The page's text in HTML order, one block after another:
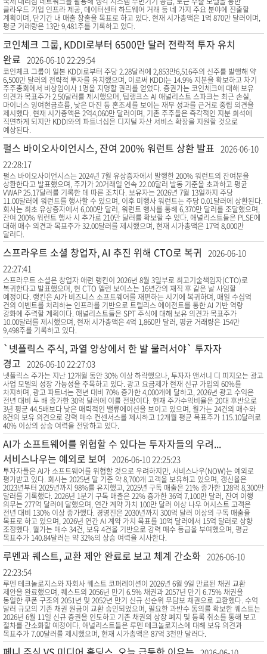
클라우드 기업 인프라 제공, 데이터센터 하드웨어 거래 등 네 가지 주요 분야에 진출할
계획이며, 단기간 내 매출 창출을 목표로 하고 있다. 현재 시가총액은 1억 870만 달러이며,
평균 거래량은 13만 9,481주를 기록하고 있다.
코인체크 그룹, KDDI로부터 6500만 달러 전략적 투자 유치
완료 2026-06-10 22:29:54
코인체크 그룹이 일본 KDDI로부터 주당 2.28달러에 2,853만6,516주의 신주를 발행해 약
6,500만 달러의 전략적 투자를 유치했으며, 이로써 KDDI는 14.9% 지분을 확보하고 차기
주주총회에서 비상임이사 1명을 지명할 권리를 얻었다. 증권가는 코인체크에 대해 보유
의견과 목표주가 2.50달러를 제시했으며, 팁랭크스 AI 애널리스트 스파크는 최근 손실,
마이너스 잉여현금흐름, 낮은 마진 등 혼조세를 보이는 재무 성과를 근거로 중립 의견을
제시했다. 현재 시가총액은 2억4,060만 달러이며, 기존 주주들은 즉각적인 지분 희석에
직면하게 되지만 KDDI와의 파트너십은 디지털 자산 서비스 확장을 지원할 것으로
예상된다.
펄스 바이오사이언시스, 잔여 200% 워런트 상환 발표 2026-06-10
22:28:17
펄스 바이오사이언시스는 2024년 7월 유상증자에서 발행한 200% 워런트의 잔여분을
상환한다고 발표했으며, 주가가 20거래일 연속 22.00달러 발동 기준을 초과하고 평균
VWAP 25.17달러를 기록한 데 따른 조치다. 보유자는 2026년 7월 13일까지 주당
11.00달러에 워런트를 행사할 수 있으며, 이후 미행사 워런트는 주당 0.01달러에 상환된다.
회사는 최초 유상증자에서 6,000만 달러, 워런트 행사를 통해 6,370만 달러를 조달했으며,
잔여 200% 워런트 행사 시 추가로 210만 달러를 확보할 수 있다. 애널리스트들은 PLSE에
대해 매수 의견과 목표주가 32.00달러를 제시했으며, 현재 시가총액은 17억 8,000만
달러다.
스프라우트 소셜 창업자, AI 추진 위해 CTO로 복귀
2026-06-10
22:27:41
스프라우트 소셜은 창업자 애런 랭킨이 2026년 8월 3일부로 최고기술책임자(CTO)로
복귀한다고 발표했으며, 현 CTO 앨런 보이스는 16년간의 재직 후 같은 날 사임할
예정이다. 랭킨은 AI가 비즈니스 소프트웨어를 재편하는 시기에 복귀하며, 매일 수십억
건의 이벤트를 처리하는 인프라를 기반으로 트렐리스 에이전트를 통한 AI 기반 역량
강화에 주력할 계획이다. 애널리스트들은 SPT 주식에 대해 보유 의견과 목표주가
10.00달러를 제시했으며, 현재 시가총액은 4억 1,860만 달러, 평균 거래량은 154만
9,498주를 기록하고 있다.
`넷플릭스 주식, 과열 양상에서 한 발 물러서야` 투자자
경고 2026-06-10 22:27:03
넷플릭스 주가는 지난 12개월 동안 30% 이상 하락했으나, 투자자 앤서니 디 피지오는 광고
사업 모델의 성장 가능성을 주목하고 있다. 광고 요금제가 현재 신규 가입의 60%를
차지하며, 광고 파트너는 전년 대비 70% 증가한 4,000개에 달하고, 2026년 광고 수익은
전년 대비 두 배 증가한 30억 달러에 이를 전망이다. 현재 주가수익비율은 20대 후반으로
3년 평균 44.5배보다 낮은 매력적인 밸류에이션을 보이고 있으며, 월가는 24건의 매수와
8건의 보유 의견으로 강력 매수 컨센서스를 제시하고 12개월 평균 목표주가 115.10달러로
40% 이상의 상승 여력을 전망하고 있다.
AI가 소프트웨어를 위협할 수 있다는 투자자들의 우려...
서비스나우는 예외로 보여
2026-06-10 22:25:23
투자자들은 AI가 소프트웨어를 위협할 것으로 우려하지만, 서비스나우(NOW)는 예외로
평가받고 있다. 회사는 2025년 말 기준 약 8,700개 고객을 보유하고 있으며, 갱신율은
2023년부터 2025년까지 98%를 유지했고, 2025년 구독 매출은 21% 증가한 128억 8,300만
달러를 기록했다. 2026년 1분기 구독 매출은 22% 증가한 36억 7,100만 달러, 잔여 이행
의무는 277억 달러에 달했으며, 연간 계약 가치 100만 달러 이상 나우 어시스트 고객은
전년 대비 130% 이상 증가했다. 경영진은 2030년까지 300억 달러 이상의 구독 매출을
목표로 하고 있으며, 2026년 연간 AI 계약 가치 목표를 10억 달러에서 15억 달러로 상향
조정했다. 월가는 매수 34건, 보유 4건을 기반으로 강력 매수 등급을 부여했으며, 평균
목표주가 140.84달러는 약 32%의 상승 여력을 시사한다.
루멘과 퀘스트, 교환 제안 완료로 보고 체계 간소화 2026-06-10
22:23:54
루멘 테크놀로지스와 자회사 퀘스트 코퍼레이션이 2026년 6월 9일 만료된 채권 교환
제안을 완료했으며, 퀘스트의 2056년 만기 6.5% 채권과 2057년 만기 6.75% 채권을
동일한 쿠폰 구조의 2051년 및 2052년 만기 신규 선순위 무담보 채권으로 교환했다. 수억
달러 규모의 기존 채권 원금이 교환 승인되었으며, 필요한 과반수 동의를 확보한 퀘스트는
2026년 6월 11일 신규 증권을 인도하고 기존 채권의 상장 폐지 및 등록 취소를 통해 보고
절차를 간소화할 예정이다. 애널리스트들은 루멘 테크놀로지스에 대해 보유 의견과
목표주가 7.00달러를 제시했으며, 현재 시가총액은 87억 3천만 달러다.